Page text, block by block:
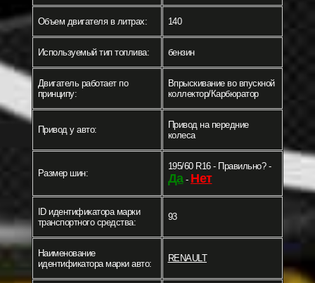
Объем двигателя в литрах: 140
Используемый тип топлива: бензин
Двигатель работает по
принципу:
Впрыскивание во впускной
коллектор/Карбюратор
Привод у авто:
Привод на передние
колеса
Размер шин:
195/60 R16 - Правильно? -
Да- Нет
ID идентификатора марки
транспортного средства:
93
Наименование
идентификатора марки авто:
RENAULT